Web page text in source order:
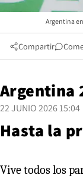
Argentina
Compartir
Argentina
22 JUNIO 2026 15:04
Hasta la
Vive todos los partidos y revisa todas las noticias del